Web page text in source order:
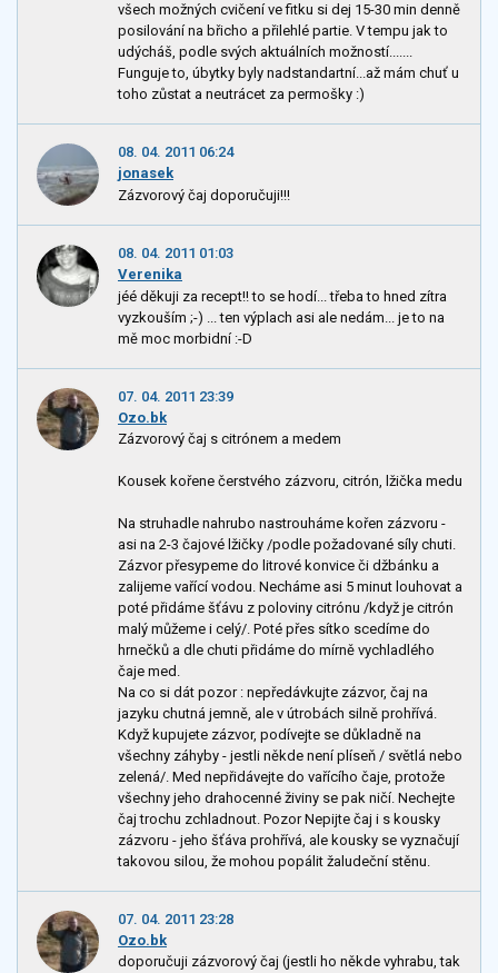
všech možných cvičení ve fitku si dej 15-30 min denně
posilování na břicho a přilehlé partie. V tempu jak to
udýcháš, podle svých aktuálních možností.......
Funguje to, úbytky byly nadstandartní...až mám chuť u
toho zůstat a neutrácet za permošky :)
08. 04. 2011 06:24
jonasek
Zázvorový čaj doporučuji!!!
08. 04. 2011 01:03
Verenika
jéé děkuji za recept!! to se hodí... třeba to hned zítra
vyzkouším ;-) ... ten výplach asi ale nedám... je to na
mě moc morbidní :-D
07. 04. 2011 23:39
Ozo.bk
Zázvorový čaj s citrónem a medem
Kousek kořene čerstvého zázvoru, citrón, lžička medu
Na struhadle nahrubo nastrouháme kořen zázvoru -
asi na 2-3 čajové lžičky /podle požadované síly chuti.
Zázvor přesypeme do litrové konvice či džbánku a
zalijeme vařící vodou. Necháme asi 5 minut louhovat a
poté přidáme šťávu z poloviny citrónu /když je citrón
malý můžeme i celý/. Poté přes sítko scedíme do
hrnečků a dle chuti přidáme do mírně vychladlého
čaje med.
Na co si dát pozor : nepředávkujte zázvor, čaj na
jazyku chutná jemně, ale v útrobách silně prohřívá.
Když kupujete zázvor, podívejte se důkladně na
všechny záhyby - jestli někde není plíseň / světlá nebo
zelená/. Med nepřidávejte do vařícího čaje, protože
všechny jeho drahocenné živiny se pak ničí. Nechejte
čaj trochu zchladnout. Pozor Nepijte čaj i s kousky
zázvoru - jeho šťáva prohřívá, ale kousky se vyznačují
takovou silou, že mohou popálit žaludeční stěnu.
07. 04. 2011 23:28
Ozo.bk
doporučuji zázvorový čaj (jestli ho někde vyhrabu, tak